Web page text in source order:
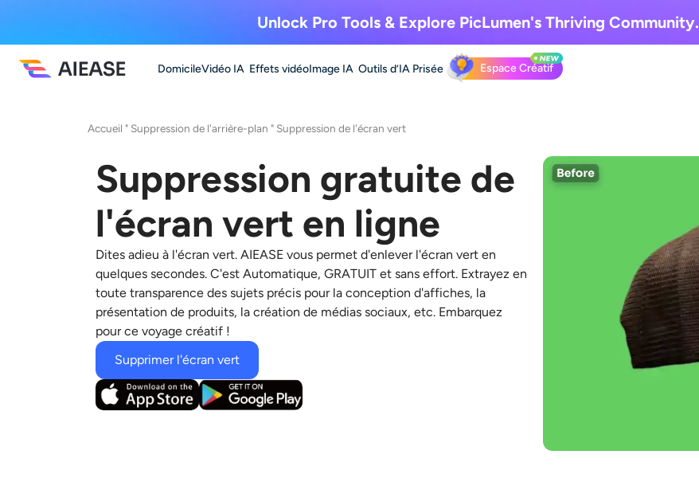
Unlock Pro Tools & ExplorePicLumen's Thriving Community.
DomicileVidéo IA Effets vidéoImage IA Outils d’IA Prisée Espace Créatif
Accueil " Suppression de l'arrière-plan " Suppression de l'écran vert
Suppression gratuite de
l'écran vert en ligne
Dites adieu à l'écran vert. AIEASE vous permet d'enlever l'écran vert en
quelques secondes. C'est Automatique, GRATUIT et sans effort. Extrayez en
toute transparence des sujets précis pour la conception d'affiches, la
présentation de produits, la création de médias sociaux, etc. Embarquez
pour ce voyage créatif !
Supprimer l'écran vert